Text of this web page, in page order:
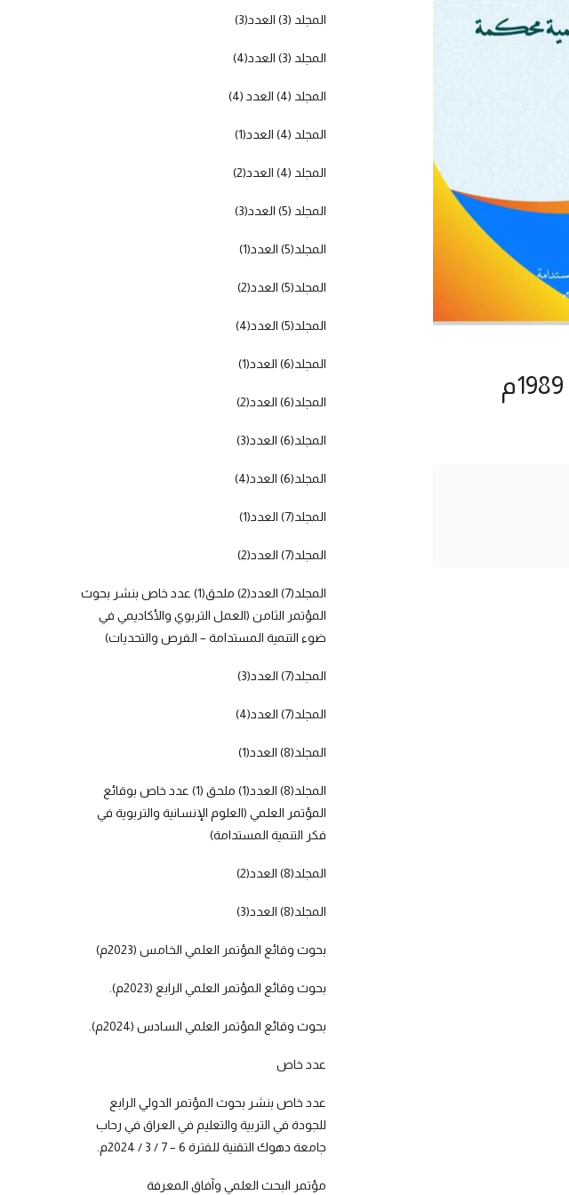
المجلد (3) العدد(3)
المجلد (3) العدد(4)
المجلد (4) العدد (4)
المجلد (4) العدد(1)
المجلد (4) العدد(2)
المجلد (5) العدد(3)
المجلد(5) العدد(1)
المجلد(5) العدد(2)
المجلد(5) العدد(4)
المجلد(6) العدد(1)
المجلد(6) العدد(2)
المجلد(6) العدد(3)
المجلد(6) العدد(4)
المجلد(7) العدد(1)
المجلد(7) العدد(2)
المجلد(7) العدد(2) ملحق(1) عدد خاص بنشر بحوث
المؤتمر الثامن (العمل التربوي والأكاديمي في
ضوء التنمية المستدامة – الفرص والتحديات)
المجلد(7) العدد(3)
المجلد(7) العدد(4)
المجلد(8) العدد(1)
المجلد(8) العدد(1) ملحق (1) عدد خاص بوقائع
المؤتمر العلمي (العلوم الإنسانية والتربوية في
فكر التنمية المستدامة)
المجلد(8) العدد(2)
المجلد(8) العدد(3)
بحوث وقائع المؤتمر العلمي الخامس (2023م)
بحوث وقائع المؤتمر العلمي الرابع (2023م).
بحوث وقائع المؤتمر العلمي السادس (2024م).
عدد خاص
عدد خاص بنشر بحوث المؤتمر الدولي الرابع
للجودة في التربية والتعليم في العراق في رحاب
جامعة دهوك التقنية للفترة 6 – 7 / 3 / 2024م.
مؤتمر البحث العلمي وآفاق المعرفة